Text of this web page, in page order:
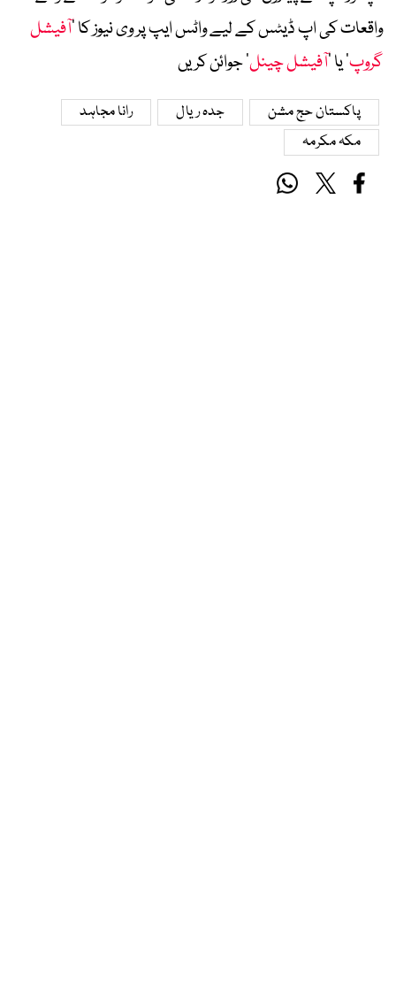
واقعات کی اپ ڈیٹس کے لیے واٹس ایپ پر وی نیوز کا ’آفیشل
گروپ‘ یا ’آفیشل چینل‘ جوائن کریں
پاکستان حج مشن جدہ ریال
رانا مجاہد
مکہ مکرمہ